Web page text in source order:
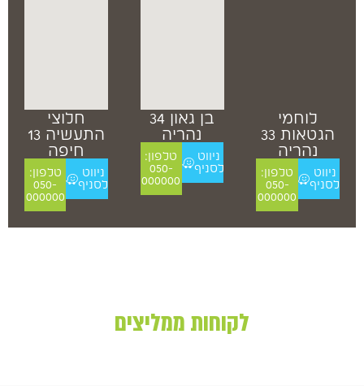
לוחמי
הגטאות 33
נהריה
ניווט
לסניף
טלפון:
050-
000000
בן גאון 34
נהריה
ניווט
לסניף
טלפון:
050-
000000
חלוצי
התעשיה 13
חיפה
ניווט
לסניף
טלפון:
050-
000000
לקוחות ממליצים